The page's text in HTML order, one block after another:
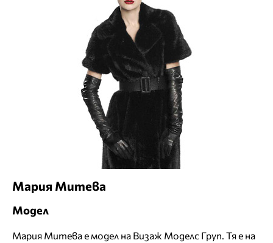
Мария Митева
Модел
Мария Митева е модел на Визаж Моделс Груп. Тя е на